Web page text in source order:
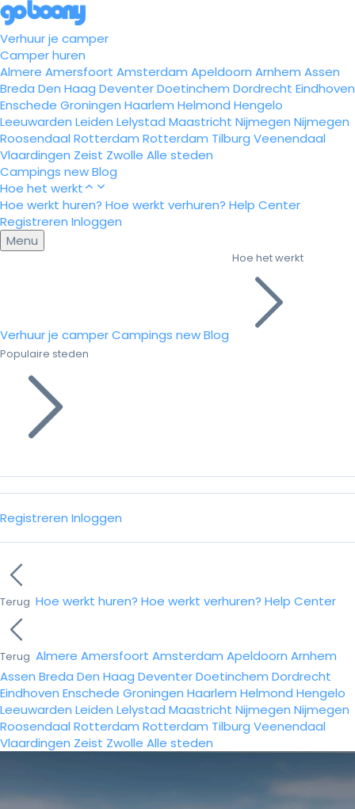
Verhuur je camper
Camper huren
Almere Amersfoort Amsterdam Apeldoorn Arnhem Assen
Breda Den Haag DeventerDoetinchem Dordrecht Eindhoven
Enschede Groningen Haarlem Helmond Hengelo
Leeuwarden Leiden Lelystad Maastricht Nijmegen Nijmegen
Roosendaal Rotterdam Rotterdam Tilburg Veenendaal
Vlaardingen Zeist Zwolle Alle steden
Campings newBlog
Hoe het werkt
Hoe werkt huren? Hoe werkt verhuren? Help Center
Registreren Inloggen
Menu
Verhuur je camperCampings newBlog
Hoe het werkt
Populaire steden
Registreren Inloggen
Terug Hoe werkt huren? Hoe werkt verhuren? Help Center
Terug Almere Amersfoort Amsterdam Apeldoorn Arnhem
Assen Breda Den Haag DeventerDoetinchem Dordrecht
Eindhoven Enschede Groningen Haarlem Helmond Hengelo
Leeuwarden Leiden Lelystad Maastricht Nijmegen Nijmegen
Roosendaal Rotterdam Rotterdam Tilburg Veenendaal
Vlaardingen Zeist Zwolle Alle steden